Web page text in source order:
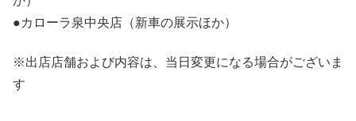
●カローラ泉中央店（新車の展示ほか）
※出店店舗および内容は、当日変更になる場合がございま
す